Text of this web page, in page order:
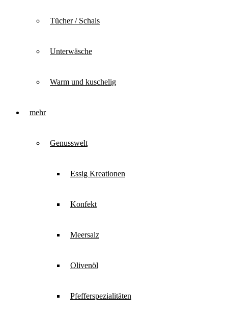
Tücher / Schals
Unterwäsche
Warm und kuschelig
mehr
Genusswelt
Essig Kreationen
Konfekt
Meersalz
Olivenöl
Pfefferspezialitäten